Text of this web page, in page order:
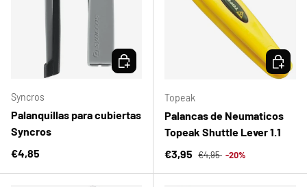
Syncros
Palanquillas para cubiertas
Syncros
Precio normal
€4,85
ELEGIR OPCIONES
Topeak
Palancas de Neumaticos
Topeak Shuttle Lever 1.1
Precio de venta
€3,95 Precio normal
€4,95 -20%
ELEGIR